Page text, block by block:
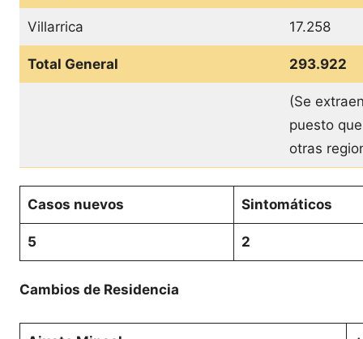
Villarrica 17.258
Total General 293.922
(Se
puesto
otras
Casos nuevos Sintomáticos
5 2
Cambios de Residencia